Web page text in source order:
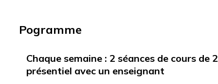
Pogramme
Chaque semaine : 2 séances de cours de
présentiel avec un enseignant